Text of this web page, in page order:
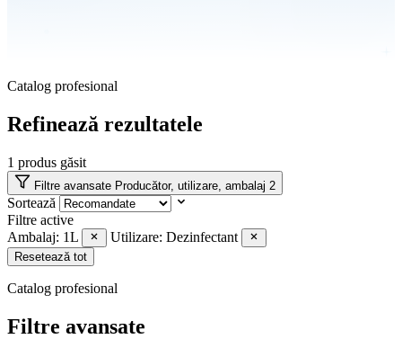
Catalog profesional
Refinează rezultatele
1 produs găsit
Filtre avansate Producător, utilizare, ambalaj 2
Sortează
Filtre active
Ambalaj: 1L
Utilizare: Dezinfectant
Resetează tot
Catalog profesional
Filtre avansate